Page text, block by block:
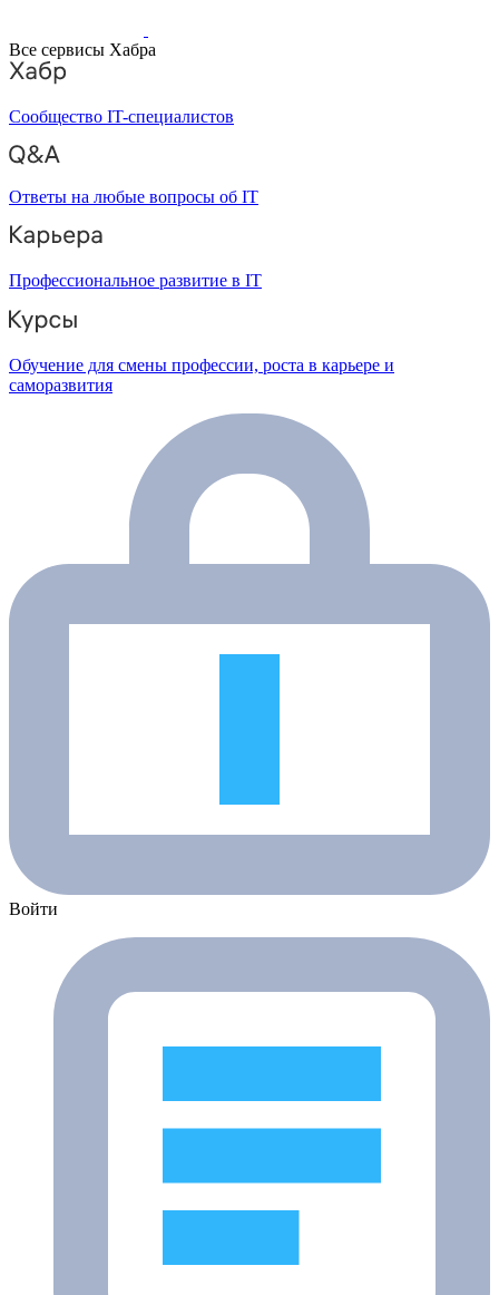
Все сервисы Хабра
Сообщество IT-специалистов
Ответы на любые вопросы об IT
Профессиональное развитие в IT
Обучение для смены профессии, роста в карьере и
саморазвития
Войти